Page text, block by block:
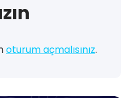
oturum açmalısınız.